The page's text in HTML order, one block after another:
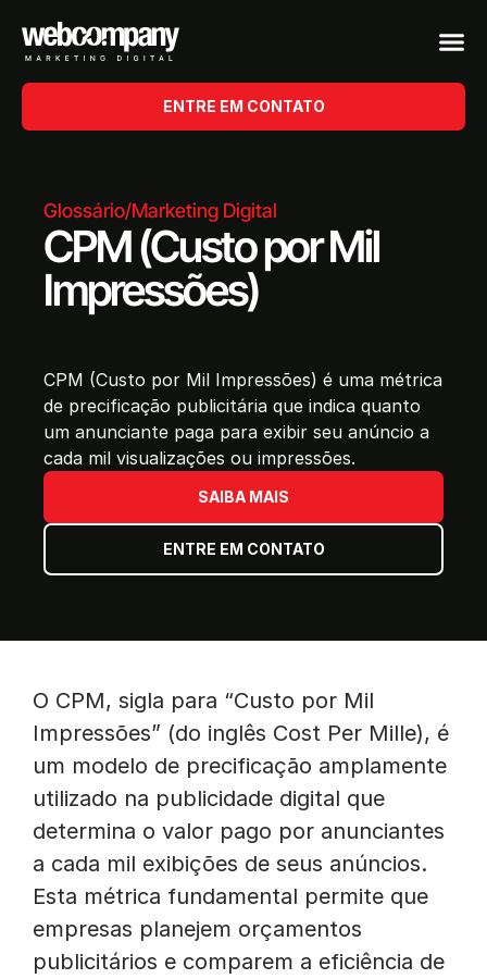
ENTRE EM CONTATO
Glossário/Marketing Digital
CPM (Custo por Mil
Impressões)
CPM (Custo por Mil Impressões) é uma métrica
de precificação publicitária que indica quanto
um anunciante paga para exibir seu anúncio a
cada mil visualizações ou impressões.
SAIBA MAIS
ENTRE EM CONTATO
O CPM, sigla para “Custo por Mil
Impressões” (do inglês Cost Per Mille), é
um modelo de precificação amplamente
utilizado na publicidade digital que
determina o valor pago por anunciantes
a cada mil exibições de seus anúncios.
Esta métrica fundamental permite que
empresas planejem orçamentos
publicitários e comparem a eficiência de